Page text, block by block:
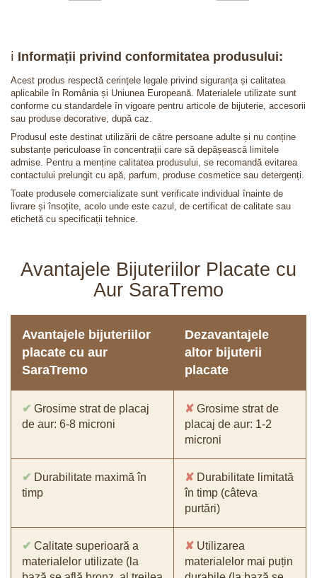
ℹ️ Informații privind conformitatea produsului:
Acest produs respectă cerințele legale privind siguranța și calitatea
aplicabile în România și Uniunea Europeană. Materialele utilizate sunt
conforme cu standardele în vigoare pentru articole de bijuterie, accesorii
sau produse decorative, după caz.
Produsul este destinat utilizării de către persoane adulte și nu conține
substanțe periculoase în concentrații care să depășească limitele
admise. Pentru a menține calitatea produsului, se recomandă evitarea
contactului prelungit cu apă, parfum, produse cosmetice sau detergenți.
Toate produsele comercializate sunt verificate individual înainte de
livrare și însoțite, acolo unde este cazul, de certificat de calitate sau
etichetă cu specificații tehnice.
Avantajele Bijuteriilor Placate cu
Aur SaraTremo
Avantajele bijuteriilor
placate cu aur
SaraTremo
Dezavantajele
altor bijuterii
placate
✔ Grosime strat de placaj
de aur: 6-8 microni
✘ Grosime strat de
placaj de aur: 1-2
microni
✔ Durabilitate maximă în
timp
✘ Durabilitate limitată
în timp (câteva
purtări)
✔ Calitate superioară a
materialelor utilizate (la
✘ Utilizarea
materialelor mai puțin